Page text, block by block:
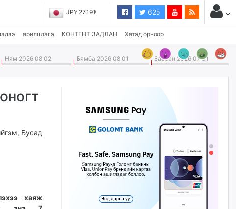
JPY 27.19₮ 625
ярилцлага КОНТЕНТ ЗАДЛАН Хятад орноор
Ням 2026 08 02 Бямба 2026 08 01 Баасан 2026 07 31
, Бусад
хаяж